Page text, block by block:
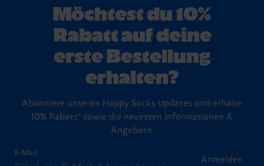
Möchtest du 10%
Rabatt auf deine
erste Bestellung
erhalten?
Abonniere unseren Happy Socks Updates und erhalte
10% Rabatt* sowie die neuesten Informationen &
Angebote.
E-Mail
Anmelden